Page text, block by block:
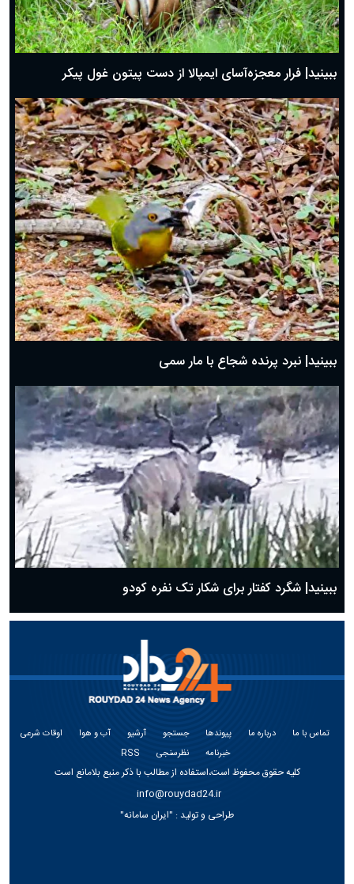
ببینید| فرار معجزه‌آسای ایمپالا از دست پیتون غول پیکر
ببینید| نبرد پرنده شجاع با مار سمی
ببینید| شگرد کفتار برای شکار تک نفره کودو
تماس با ما درباره ما پیوندها جستجو آرشیو آب و هوا
اوقات شرعی
خبرنامه
نظرسنجی RSS
کلیه حقوق محفوظ است،استفاده از مطالب با ذکر منبع بلامانع است
info@rouydad24.ir
طراحی و تولید : "ایران سامانه"